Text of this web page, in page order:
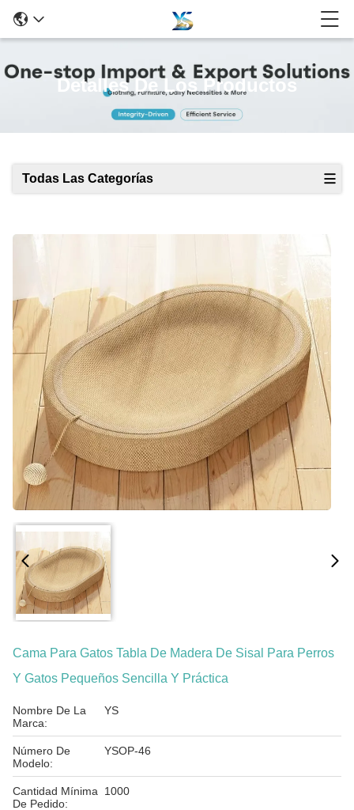
Detalles De Los Productos
Todas Las Categorías
Cama Para Gatos Tabla De Madera De Sisal Para Perros
Y Gatos Pequeños Sencilla Y Práctica
Nombre De La
Marca:
YS
Número De
Modelo:
YSOP-46
Cantidad Mínima
De Pedido:
1000